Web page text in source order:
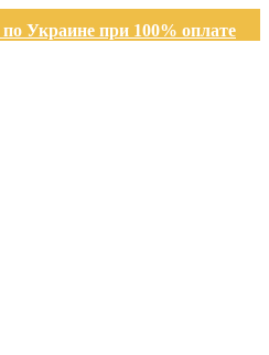
Украине при 100% оплате